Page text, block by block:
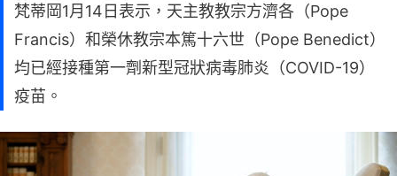
梵蒂岡1月14日表示，天主教教宗方濟各（Pope
Francis）和榮休教宗本篤十六世（Pope Benedict）
均已經接種第一劑新型冠狀病毒肺炎（COVID-19）
疫苗。